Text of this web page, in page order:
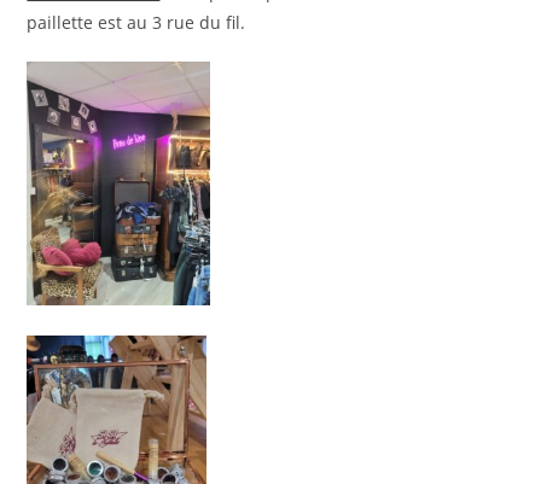
paillette est au 3 rue du fil.